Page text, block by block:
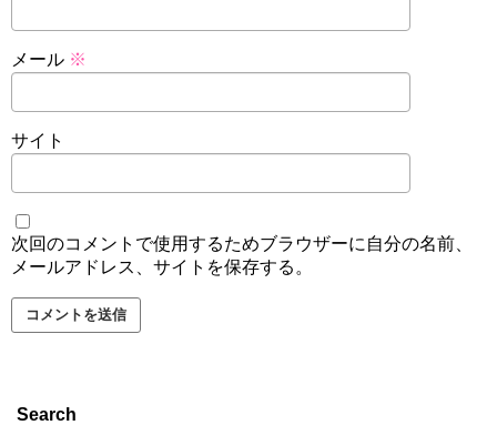
メール ※
サイト
次回のコメントで使用するためブラウザーに自分の名前、
メールアドレス、サイトを保存する。
Search